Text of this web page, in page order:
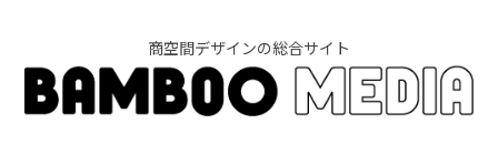
商空間デザインの総合サイト